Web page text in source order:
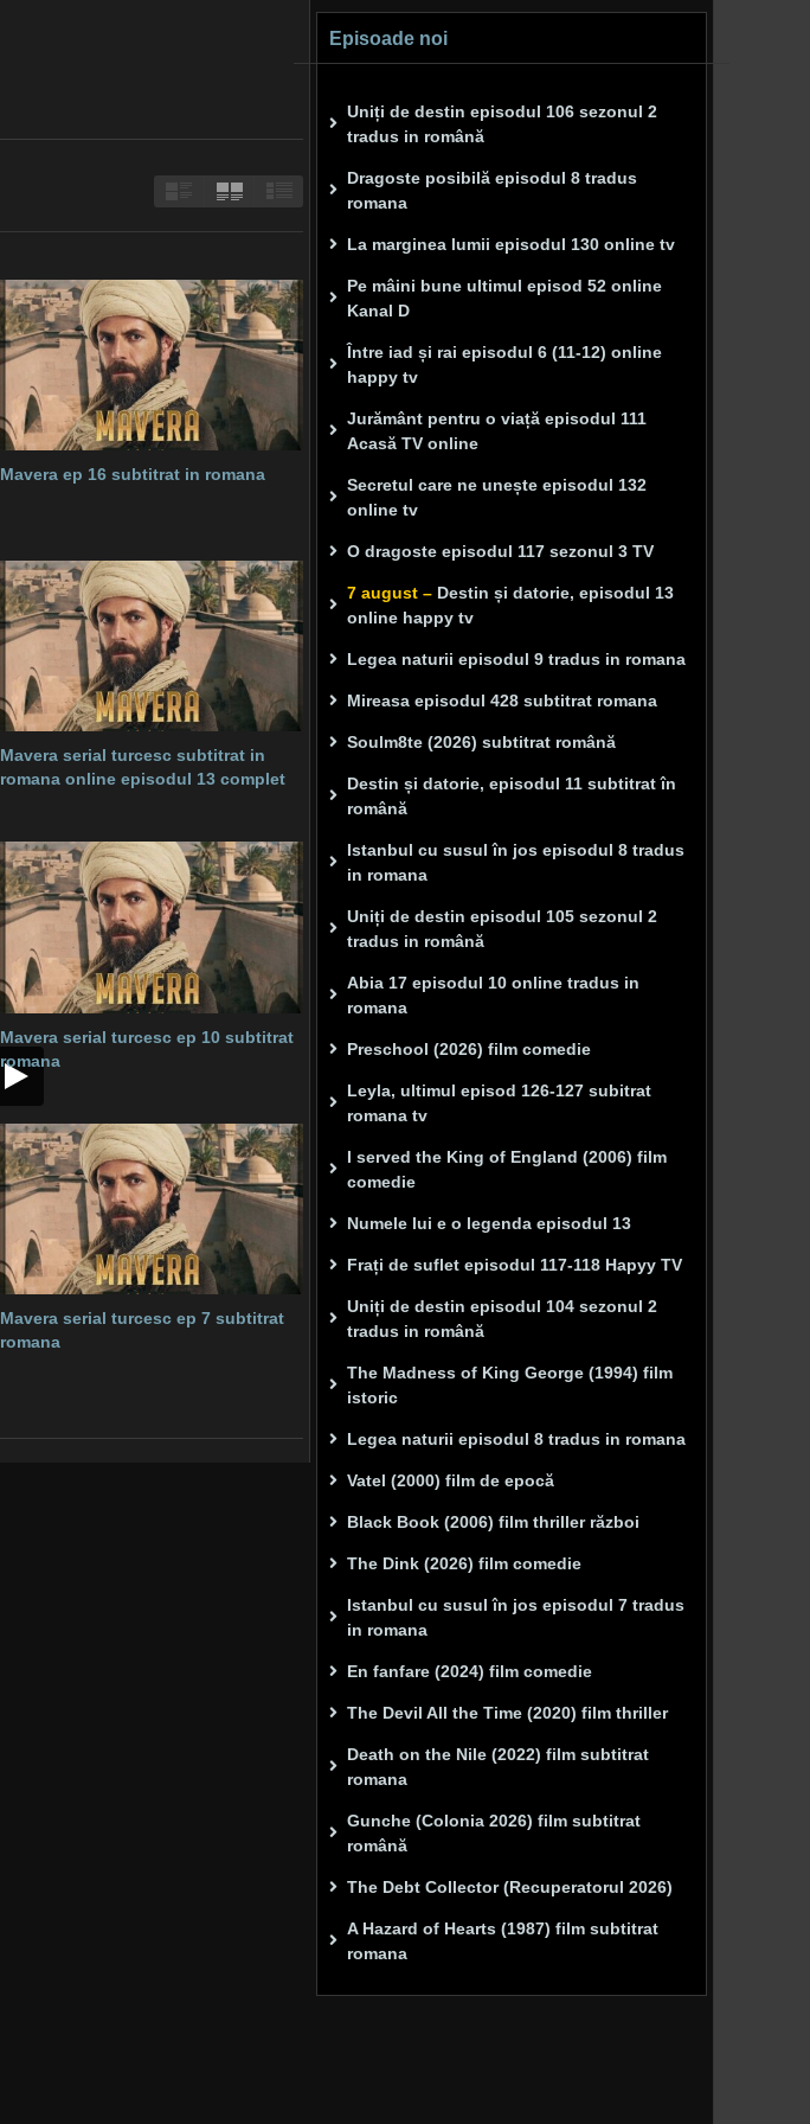
Mavera ep 16 subtitrat in romana
Mavera serial turcesc subtitrat in
romana online episodul 13 complet
Mavera serial turcesc ep 10 subtitrat
romana
Mavera serial turcesc ep 7 subtitrat
romana
Episoade noi
Uniți de destin episodul 106 sezonul 2
tradus in română
Dragoste posibilă episodul 8 tradus
romana
La marginea lumii episodul 130 online tv
Pe mâini bune ultimul episod 52 online
Kanal D
Între iad și rai episodul 6 (11-12) online
happy tv
Jurământ pentru o viață episodul 111
Acasă TV online
Secretul care ne unește episodul 132
online tv
O dragoste episodul 117 sezonul 3 TV
7 august – Destin și datorie, episodul 13
online happy tv
Legea naturii episodul 9 tradus in romana
Mireasa episodul 428 subtitrat romana
Soulm8te (2026) subtitrat română
Destin și datorie, episodul 11 subtitrat în
română
Istanbul cu susul în jos episodul 8 tradus
in romana
Uniți de destin episodul 105 sezonul 2
tradus in română
Abia 17 episodul 10 online tradus in
romana
Preschool (2026) film comedie
Leyla, ultimul episod 126-127 subitrat
romana tv
I served the King of England (2006) film
comedie
Numele lui e o legenda episodul 13
Frați de suflet episodul 117-118 Hapyy TV
Uniți de destin episodul 104 sezonul 2
tradus in română
The Madness of King George (1994) film
istoric
Legea naturii episodul 8 tradus in romana
Vatel (2000) film de epocă
Black Book (2006) film thriller război
The Dink (2026) film comedie
Istanbul cu susul în jos episodul 7 tradus
in romana
En fanfare (2024) film comedie
The Devil All the Time (2020) film thriller
Death on the Nile (2022) film subtitrat
romana
Gunche (Colonia 2026) film subtitrat
română
The Debt Collector (Recuperatorul 2026)
A Hazard of Hearts (1987) film subtitrat
romana